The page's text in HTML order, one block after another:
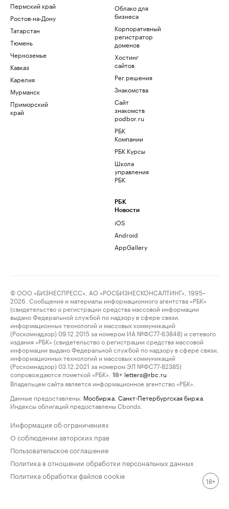
Пермский край
Ростов-на-Дону
Татарстан
Тюмень
Черноземье
Кавказ
Карелия
Мурманск
Приморский
край
Облако для
бизнеса
Корпоративный
регистратор
доменов
Хостинг
сайтов
Рег.решения
Знакомства
Сайт
знакомств
podbor.ru
РБК
Компании
РБК Курсы
Школа
управления
РБК
РБК
Новости
iOS
Android
AppGallery
© ООО «БИЗНЕСПРЕСС», АО «РОСБИЗНЕСКОНСАЛТИНГ», 1995–
2026. Сообщения и материалы информационного агентства «РБК»
(свидетельство о регистрации средства массовой информации
выдано Федеральной службой по надзору в сфере связи,
информационных технологий и массовых коммуникаций
(Роскомнадзор) 09.12.2015 за номером ИА №ФС77-63848) и сетевого
издания «РБК» (свидетельство о регистрации средства массовой
информации выдано Федеральной службой по надзору в сфере связи,
информационных технологий и массовых коммуникаций
(Роскомнадзор) 03.12.2021 за номером ЭЛ №ФС77-82385)
сопровождаются пометкой «РБК».
18+ letters@rbc.ru
Владельцем сайта является информационное агентство «РБК».
Данные предоставлены: Мосбиржа Санкт-Петербургская биржа
Индексы облигаций предоставлены Cbonds.
Информация об ограничениях
О соблюдении авторских прав
Пользовательское соглашение
Политика в отношении обработки персональных данных
Политика обработки файлов cookie
18+